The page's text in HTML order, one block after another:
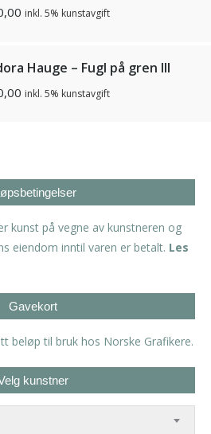
inkl. 5% kunstavgift
Hauge – Fugl på gren III
inkl. 5% kunstavgift
kunst på vegne av kunstneren og
eiendom inntil varen er betalt. Les
Gavekort
beløp til bruk hos Norske Grafikere.
kunstner